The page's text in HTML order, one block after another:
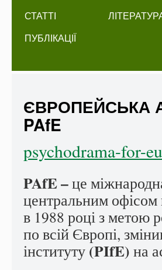
СТАТТІ
ПУБЛІКАЦІЇ
ЄВРОПЕЙСЬКА
PAfE
psychodrama-for-
PAfE –це
центральним офісом
в 1988 році з метою
по всій Європі,
інституту (PIfE) на